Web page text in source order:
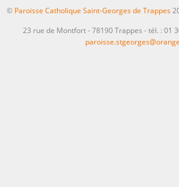
© Paroisse Catholique Saint-Georges de Trappes
23 rue de Montfort - 78190 Trappes - tél. : 01